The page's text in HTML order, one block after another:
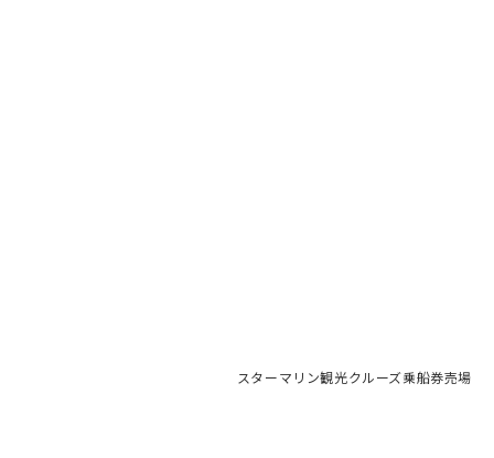
スターマリン観光クルーズ乗船券売場